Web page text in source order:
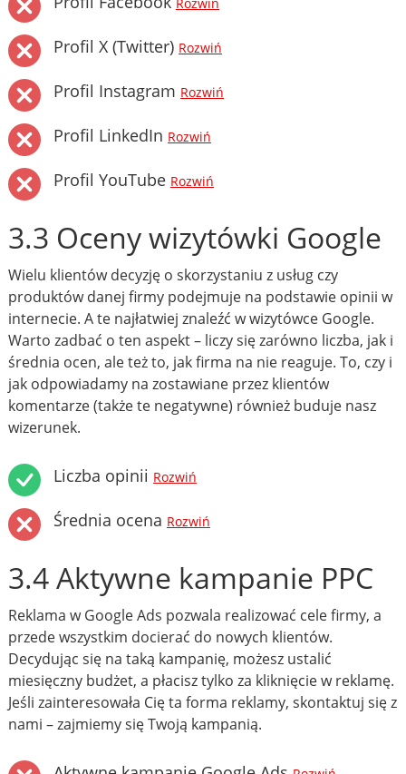
Rozwiń
Profil X (Twitter) Rozwiń
Profil Instagram Rozwiń
Profil LinkedIn Rozwiń
Profil YouTube Rozwiń
3.3 Oceny wizytówki Google
Wielu klientów decyzję o skorzystaniu z usług czy
produktów danej firmy podejmuje na podstawie opinii w
internecie. A te najłatwiej znaleźć w wizytówce Google.
Warto zadbać o ten aspekt – liczy się zarówno liczba, jak i
średnia ocen, ale też to, jak firma na nie reaguje. To, czy i
jak odpowiadamy na zostawiane przez klientów
komentarze (także te negatywne) również buduje nasz
wizerunek.
Liczba opinii Rozwiń
Średnia ocena Rozwiń
3.4 Aktywne kampanie PPC
Reklama w Google Ads pozwala realizować cele firmy, a
przede wszystkim docierać do nowych klientów.
Decydując się na taką kampanię, możesz ustalić
miesięczny budżet, a płacisz tylko za kliknięcie w reklamę.
Jeśli zainteresowała Cię ta forma reklamy, skontaktuj się z
nami – zajmiemy się Twoją kampanią.